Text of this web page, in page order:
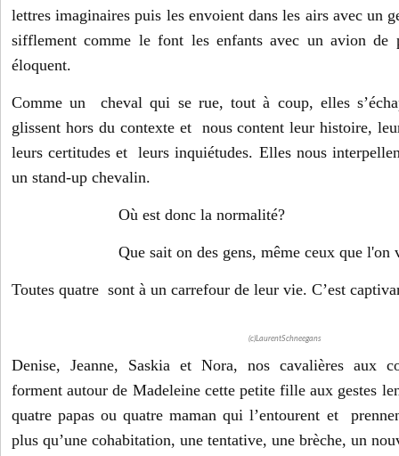
lettres imaginaires puis les envoient dans les airs avec un
sifflement comme le font les enfants avec un avion de
éloquent.
Comme un cheval qui se rue, tout à coup, elles
glissent hors du contexte et nous content leur histoire,
leurs certitudes et leurs inquiétudes. Elles nous
un stand-up chevalin.
Où est donc la normalité?
Que sait on des gens, même ceux que l'on
Toutes quatre sont à un carrefour de leur vie. C’est
(c)LaurentSchneegans
Denise, Jeanne, Saskia et Nora, nos cavalières aux
forment autour de Madeleine cette petite fille aux gestes
quatre papas ou quatre maman qui l’entourent et
plus qu’une cohabitation, une tentative, une brèche, un